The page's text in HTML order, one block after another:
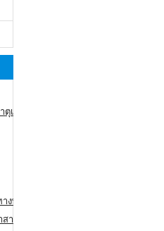
เกิด
พระพุทธศาสนา
าฬหบูชา